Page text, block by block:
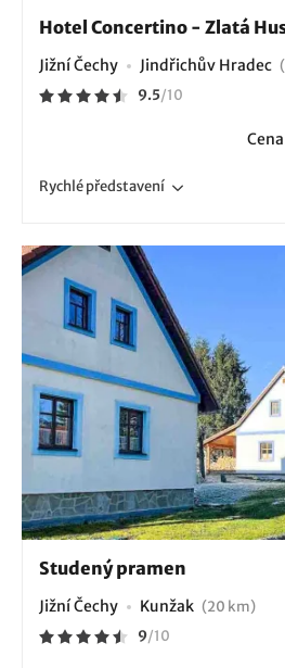
Hotel Concertino - Zlatá
Jižní Čechy Jindřichův Hradec
9.5/10
Rychlépředstavení
Studený pramen
Jižní Čechy Kunžak (20 km)
9/10